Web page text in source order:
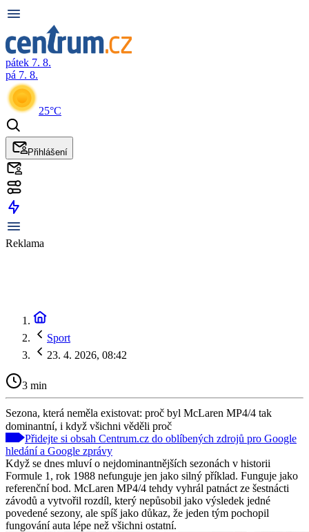
pátek 7. 8.
pá 7. 8.
25°C
Přihlášení
Reklama
Sport
23. 4. 2026, 08:42
3 min
Sezona, která neměla existovat: proč byl McLaren MP4/4 tak
dominantní, i když všichni věděli proč
Přidejte si obsah Centrum.cz do oblíbených zdrojů pro Google
hledání a Google zprávy
Když se dnes mluví o nejdominantnějších sezonách v historii
Formule 1, rok 1988 nefunguje jen jako silný příklad. Funguje jako
referenční bod. McLaren MP4/4 tehdy vyhrál patnáct ze šestnácti
závodů a vytvořil rozdíl, který nepůsobil jako výsledek jedné
povedené sezony, ale spíš jako důkaz, že jeden tým pochopil
fungování auta lépe než všichni ostatní.